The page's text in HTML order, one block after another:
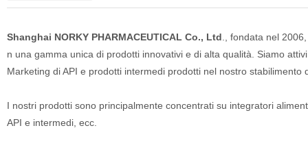
Shanghai NORKY PHARMACEUTICAL Co., Ltd ., fondata nel
n una gamma unica di prodotti innovativi e di alta qualità. Siamo
Marketing di API e prodotti intermedi prodotti nel nostro stabilimento
I nostri prodotti sono principalmente concentrati su integratori
API e intermedi, ecc.